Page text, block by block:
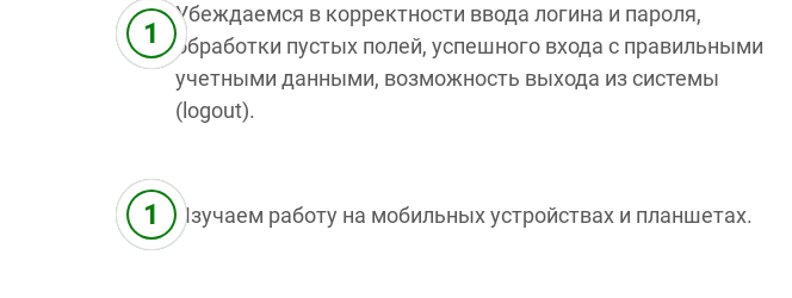
Убеждаемся в корректности ввода логина и пароля,
обработки пустых полей, успешного входа с правильными
учетными данными, возможность выхода из системы
(logout).
Изучаем работу на мобильных устройствах и планшетах.